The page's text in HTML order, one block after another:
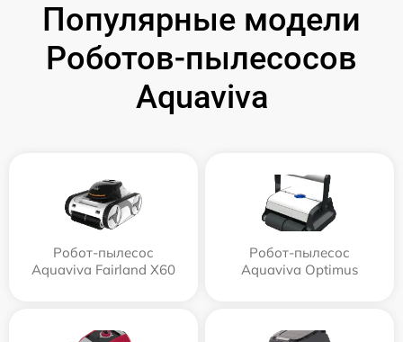
Популярные модели
Роботов-пылесосов
Aquaviva
Робот-пылесос
Aquaviva Fairland X60
Робот-пылесос
Aquaviva Optimus